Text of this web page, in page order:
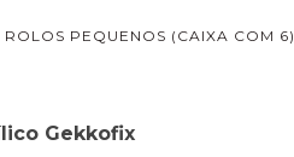
ROLOS PEQUENOS (CAIXA COM 6)
Gekkofix